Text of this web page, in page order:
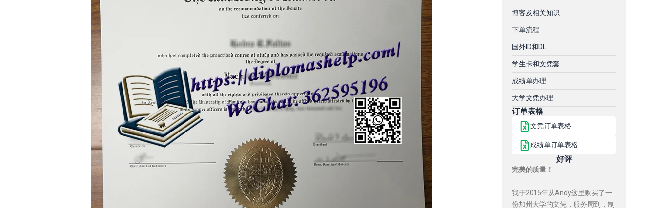
博客及相关知识
下单流程
国外ID和DL
学生卡和文凭套
成绩单办理
大学文凭办理
订单表格
文凭订单表格
成绩单订单表格
好评
完美的质量！
我于2015年从Andy这里购买了一
份加州大学的文凭，服务周到，制